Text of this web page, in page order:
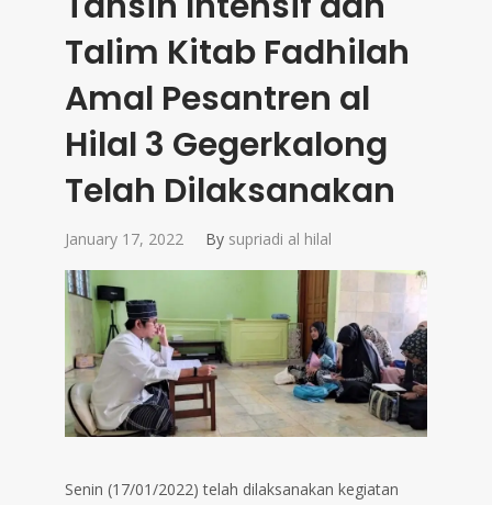
Talim Kitab Fadhilah
Amal Pesantren al
Hilal 3 Gegerkalong
Telah Dilaksanakan
January 17, 2022 By supriadi al hilal
Senin (17/01/2022) telah dilaksanakan kegiatan